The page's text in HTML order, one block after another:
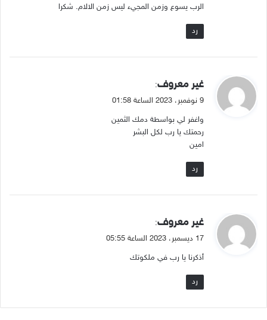
الرب يسوع وزمن المجيء ليس زمن الالام. شكرا
رد
ي
ق
ل
غير معروف:
9 نوفمبر، 2023 الساعة 01:58
واغفر لي بواسطة دمك الثمين
رحمتك يا رب لكل البشر
امين
رد
ي
ق
ل
غير معروف:
17 ديسمبر، 2023 الساعة 05:55
أذكرنا يا رب في ملكوتك
رد